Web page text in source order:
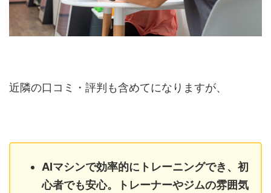
近隣の口コミ・評判も含めてになりますが、
AIマシンで効率的にトレーニングでき、初
心者でも安心。トレーナーやジムの雰囲気